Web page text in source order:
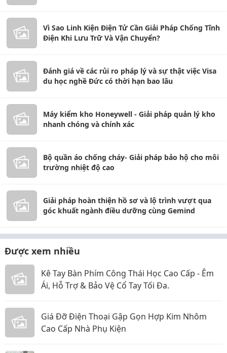
Vì Sao Linh Kiện Điện Tử Cần Giải Pháp Chống Tĩnh
Điện Khi Lưu Trữ Và Vận Chuyển?
Đánh giá về các rủi ro pháp lý và sự thật việc Visa
du học nghề Đức có thời hạn bao lâu
Máy kiểm kho Honeywell - Giải pháp quản lý kho
nhanh chóng và chính xác
Bộ quần áo chống cháy- Giải pháp bảo hộ cho môi
trường nhiệt độ cao
Giải pháp hoàn thiện hồ sơ và lộ trình vượt qua
góc khuất ngành điều dưỡng cùng Gemind
Được xem nhiều
Kê Tay Bàn Phím Công Thái Học Cao Cấp - Êm
Ái, Hỗ Trợ & Bảo Vệ Cổ Tay Tối Đa.
Giá Đỡ Điện Thoại Gập Gọn Hợp Kim Nhôm
Cao Cấp Nhà Phụ Kiện